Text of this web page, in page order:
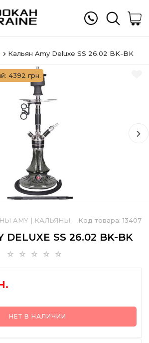
Кальян Amy Deluxe SS 26.02 BK-BK
4392 грн.
Код товара: 13407
AMY | КАЛЬЯНЫ
SS 26.02 BK-BK
НЕТ В НАЛИЧИИ